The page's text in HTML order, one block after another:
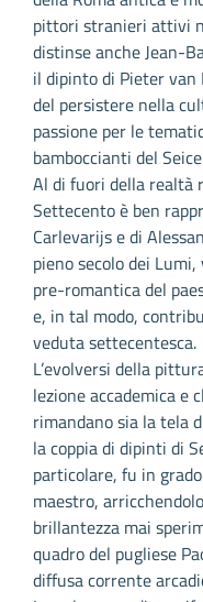
pittori stranieri attivi
distinse anche Jean-
il dipinto di Pieter van
del persistere nella
passione per le
bamboccianti del
Al di fuori della realtà
Settecento è ben
Carlevarijs e di
pieno secolo dei
pre-romantica del
e, in tal modo,
veduta settecentesca.
L’evolversi della
lezione accademica e
rimandano sia la tela
la coppia di dipinti di
particolare, fu in
maestro,
brillantezza mai
quadro del pugliese
diffusa corrente